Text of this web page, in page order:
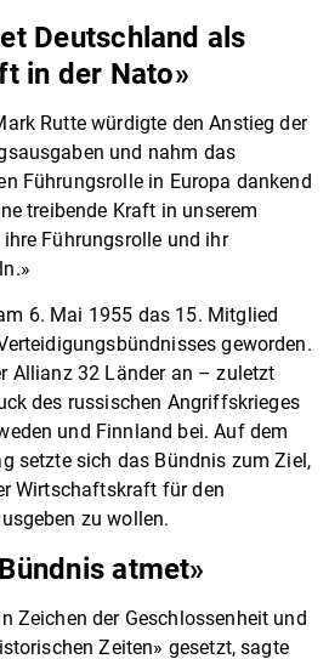
Deutschland als
in der Nato»
Rutte würdigte den Anstieg der
und nahm das
Führungsrolle in Europa dankend
treibende Kraft in unserem
Führungsrolle und ihr
6. Mai 1955 das 15. Mitglied
geworden.
Allianz 32 Länder an – zuletzt
des russischen Angriffskrieges
und Finnland bei. Auf dem
setzte sich das Bündnis zum Ziel,
Wirtschaftskraft für den
zu wollen.
atmet»
Zeichen der Geschlossenheit und
Zeiten» gesetzt, sagte